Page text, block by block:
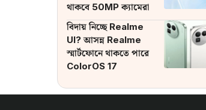
থাকবে 50MP ক্যামেরা
বিদায় নিচ্ছে Realme
UI? আসন্ন Realme
স্মার্টফোনে থাকতে পারে
ColorOS 17